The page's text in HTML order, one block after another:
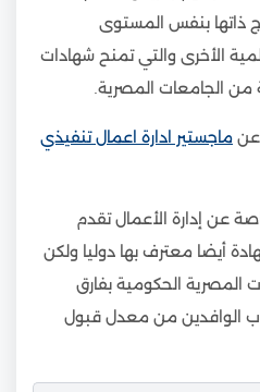
ذاتها بنفس المستوى
الأخرى والتي تمنح شهادات
الجامعات المصرية.
عن ماجستير ادارة اعمال تنفيذي
عن إدارة الأعمال تقدم
أيضا معترف بها دوليا ولكن
المصرية الحكومية بفارق
الوافدين من معدل قبول